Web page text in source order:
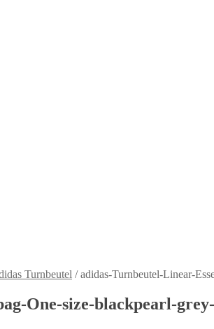
Turnbeutel /adidas-Turnbeutel-Linear-
One-size-blackpearl-